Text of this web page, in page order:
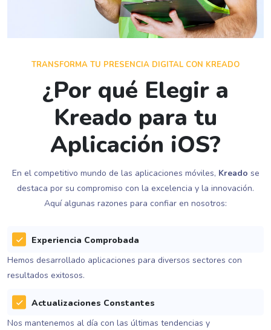
TRANSFORMA TU PRESENCIA DIGITAL CON KREADO
¿Por qué Elegir a
Kreado para tu
Aplicación iOS?
En el competitivo mundo de las aplicaciones móviles, Kreado se
destaca por su compromiso con la excelencia y la innovación.
Aquí algunas razones para confiar en nosotros:
Experiencia Comprobada
Hemos desarrollado aplicaciones para diversos sectores con
resultados exitosos.
Actualizaciones Constantes
Nos mantenemos al día con las últimas tendencias y